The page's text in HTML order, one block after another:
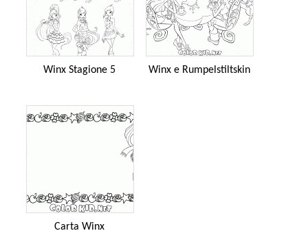
Winx Stagione 5 Winx e Rumpelstiltskin
Carta Winx